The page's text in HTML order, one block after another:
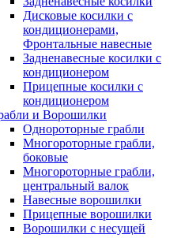
Дисковые косилки с
кондиционерами,
Фронтальные навесные
Задненавесные косилки c
кондиционером
Прицепные косилки с
кондиционером
и Ворошилки
Однороторные грабли
Многороторные грабли,
боковые
Многороторные грабли,
центральный валок
Навесные ворошилки
Прицепные ворошилки
Ворошилки с несущей